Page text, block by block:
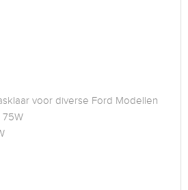
voor diverse Ford Modellen
75W